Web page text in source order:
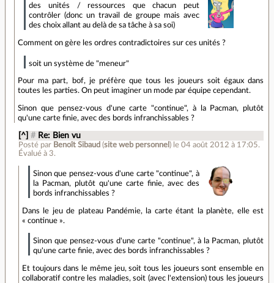
des unités / ressources que chacun peut
contrôler (donc un travail de groupe mais avec
des choix allant au delà de sa tâche à sa soi)
Comment on gère les ordres contradictoires sur ces unités ?
soit un système de "meneur"
Pour ma part, bof, je préfère que tous les joueurs soit égaux dans
toutes les parties. On peut imaginer un mode par équipe cependant.
Sinon que pensez-vous d'une carte "continue", à la Pacman, plutôt
qu'une carte finie, avec des bords infranchissables ?
[^] # Re: Bien vu
Posté par Benoît Sibaud (site web personnel ) le 04 août 2012 à 17:05.
Évalué à 3.
Sinon que pensez-vous d'une carte "continue", à
la Pacman, plutôt qu'une carte finie, avec des
bords infranchissables ?
Dans le jeu de plateau Pandémie, la carte étant la planète, elle est
« continue ».
Sinon que pensez-vous d'une carte "continue", à la Pacman, plutôt
qu'une carte finie, avec des bords infranchissables ?
Et toujours dans le même jeu, soit tous les joueurs sont ensemble en
collaboratif contre les maladies, soit (avec l'extension) tous les joueurs